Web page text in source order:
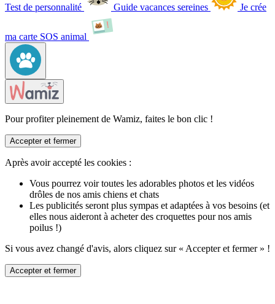
Test de personnalité Guide vacances sereines Je crée
ma carte SOS animal
Pour profiter pleinement de Wamiz, faites le bon clic !
Accepter et fermer
Après avoir accepté les cookies :
Vous pourrez voir toutes les adorables photos et les vidéos
drôles de nos amis chiens et chats
Les publicités seront plus sympas et adaptées à vos besoins (et
elles nous aideront à acheter des croquettes pour nos amis
poilus !)
Si vous avez changé d'avis, alors cliquez sur « Accepter et fermer » !
Accepter et fermer